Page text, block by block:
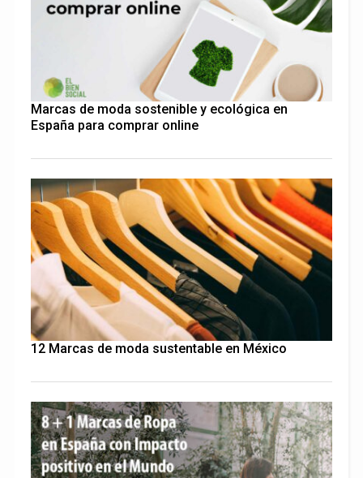
Marcas de moda sostenible y ecológica en
España para comprar online
12 Marcas de moda sustentable en México